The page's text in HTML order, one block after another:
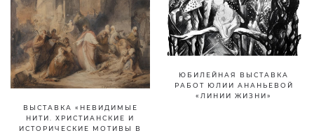
ВЫСТАВКА «НЕВИДИМЫЕ
НИТИ. ХРИСТИАНСКИЕ И
ИСТОРИЧЕСКИЕ МОТИВЫ В
ЮБИЛЕЙНАЯ ВЫСТАВКА
РАБОТ ЮЛИИ АНАНЬЕВОЙ
«ЛИНИИ ЖИЗНИ»